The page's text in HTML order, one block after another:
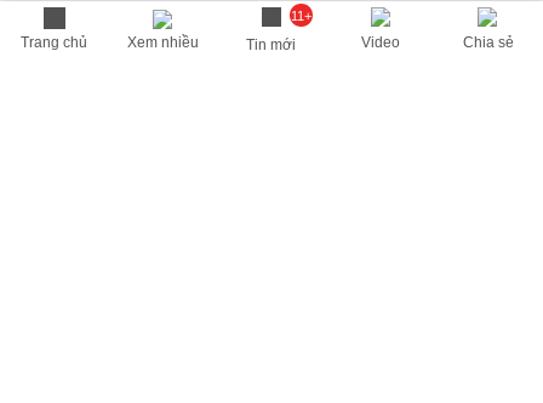
Trang chủ Xem nhiều
11+
Tin mới Video Chia sẻ